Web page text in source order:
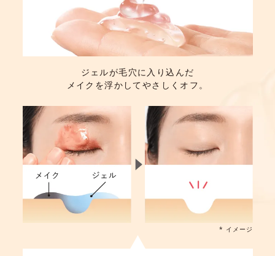
ジェルが毛穴に入り込んだ
メイクを浮かしてやさしくオフ。
* イメージ